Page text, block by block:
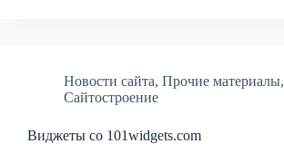
Новости сайта, Прочие материалы,
Сайтостроение
Виджеты со 101widgets.com